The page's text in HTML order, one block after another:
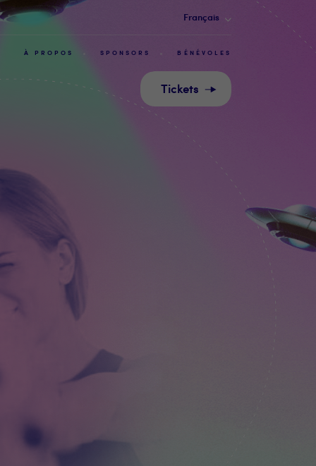
Tickets
À PROPOS SPONSORS BÉNÉVOLES
Français